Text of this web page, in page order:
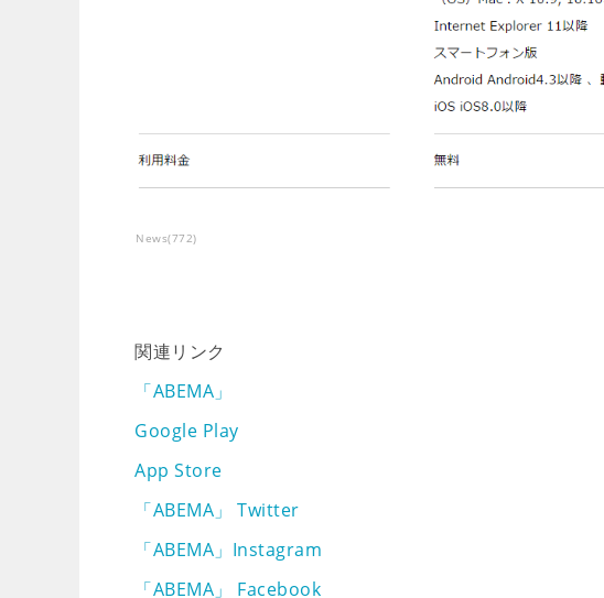
News(772)
関連リンク
「ABEMA」
Google Play
App Store
「ABEMA」 Twitter
「ABEMA」Instagram
「ABEMA」 Facebook